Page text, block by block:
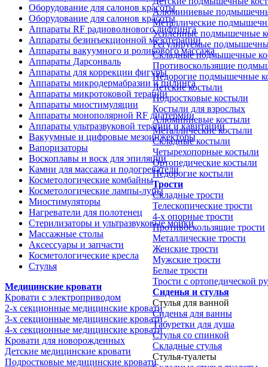
Оборудование для салонов красоты
Оборудование для салонов красоты
Аппараты RF радиоволнового лифтинга
Аппараты безинъекционной мезотерапии
Аппараты вакуумного и роликового массажа
Аппараты Дарсонваль
Аппараты для коррекции фигуры
Аппараты микродермабразии и пилинга
Аппараты микротоковой терапии
Аппараты миостимуляции
Аппараты монополярной RF диатермии
Аппараты ультразвуковой терапии и кавитации
Вакуумные и цифровые мезоинжекторы
Вапоризаторы
Воскоплавы и воск для эпиляции
Камни для массажа и подогреватели
Косметологические комбайны
Косметологические лампы-лупы
Миостимуляторы
Нагреватели для полотенец
Стерилизаторы и ультразвуковые мойки
Массажные столы
Аксессуары и запчасти
Косметологические кресла
Стулья
Медицинские кровати
Кровати с электроприводом
2-х секционные медицинские кровати
3-х секционные медицинские кровати
4-х секционные медицинские кровати
Кровати для новорожденных
Детские медицинские кровати
Подростковые медицинские кровати
Алюминиевые
Металлические
Усиленные подмышечные
Регулируемые
Складные подмышечные
Противоскользящие
Недорогие подмышечные
Детские костыли
Подростковые костыли
Костыли для взрослых
Алюминиевые костыли
Металлические костыли
Складные костыли
Четырехопорные костыли
Ортопедические костыли
Недорогие костыли
Трости
Складные трости
Телескопические трости
4-х опорные трости
Противоскользящие трости
Металлические трости
Женские трости
Мужские трости
Белые трости
Трости с ортопедической
Сиденья и стулья
Стулья для ванной
Сиденья для ванны
Табуретки для душа
Стулья со спинкой
Складные стулья
Стулья-туалеты